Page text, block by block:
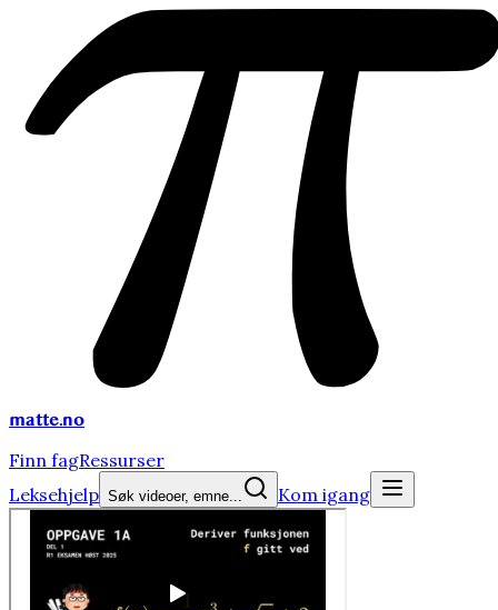
matte.no
Finn fagRessurser
Leksehjelp Søk videoer, emne... Kom igang